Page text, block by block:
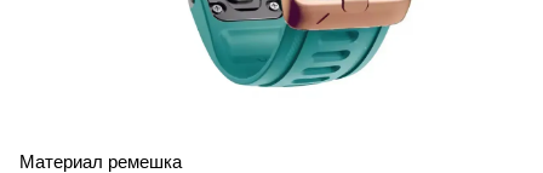
Материал ремешка